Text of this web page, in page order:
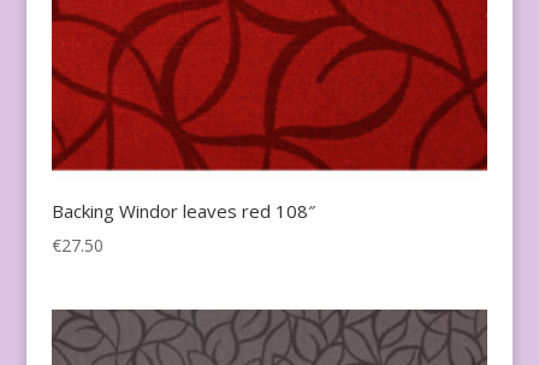
Backing Windor leaves red 108″
€27.50